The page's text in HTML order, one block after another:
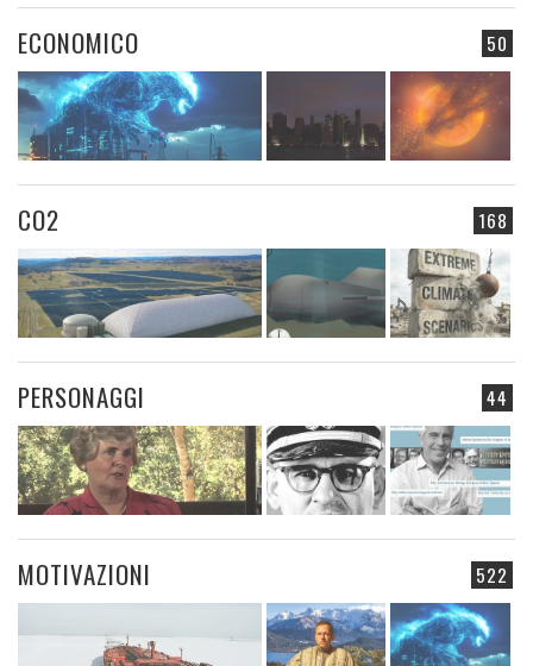
50
ECONOMICO
168
CO2
44
PERSONAGGI
522
MOTIVAZIONI